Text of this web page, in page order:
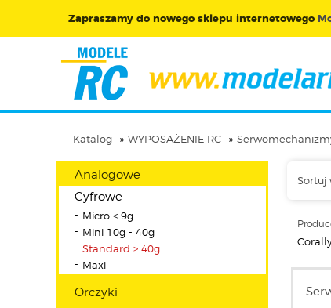
Zapraszamy do nowego sklepu internetowego
Katalog WYPOSAŻENIE RC
Analogowe
Cyfrowe
Micro < 9g
Mini 10g - 40g
Standard > 40g
Maxi
Orczyki
Sortuj